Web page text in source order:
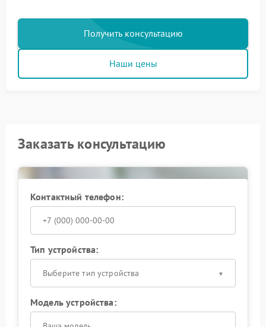
Получить консультацию
Наши цены
Заказать консультацию
Контактный телефон:
Тип устройства:
Выберите тип устройства
Модель устройства: